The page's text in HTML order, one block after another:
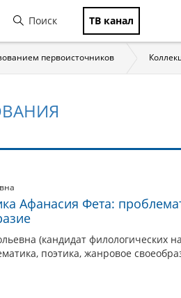
Поиск ТВ канал
первоисточников
Афанасия Фета:
(кандидат филологических
поэтика, жанровое